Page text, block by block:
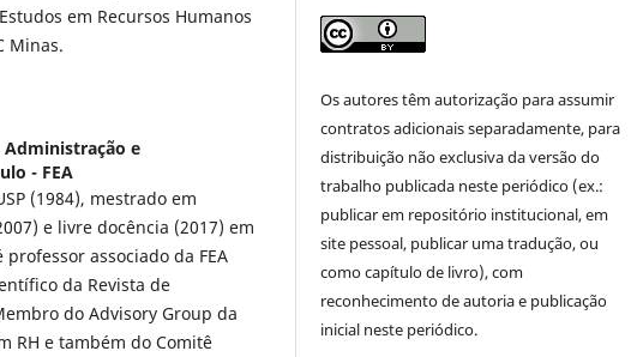
em Recursos Humanos
Minas.
Administração e
- FEA
(1984), mestrado em
e livre docência (2017) em
associado da FEA
da Revista de
do Advisory Group da
RH e também do Comitê
Os autores têm autorização para assumir
contratos adicionais separadamente, para
distribuição não exclusiva da versão do
trabalho publicada neste periódico (ex.:
publicar em repositório institucional, em
site pessoal, publicar uma tradução, ou
como capítulo de livro), com
reconhecimento de autoria e publicação
inicial neste periódico.